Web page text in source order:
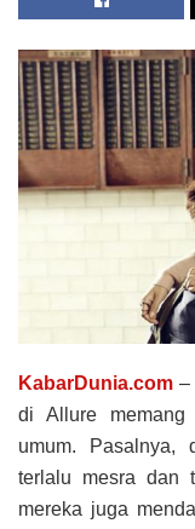
KabarDunia.com –
di Allure memang
umum. Pasalnya,
terlalu mesra dan
mereka juga